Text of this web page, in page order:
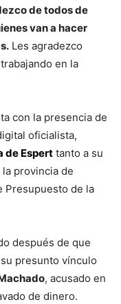
de todos de
van a hacer
Les agradezco
en la
con la presencia de
oficialista,
de Espert tanto a su
provincia de
Presupuesto de la
después de que
presunto vínculo
, acusado en
de dinero.